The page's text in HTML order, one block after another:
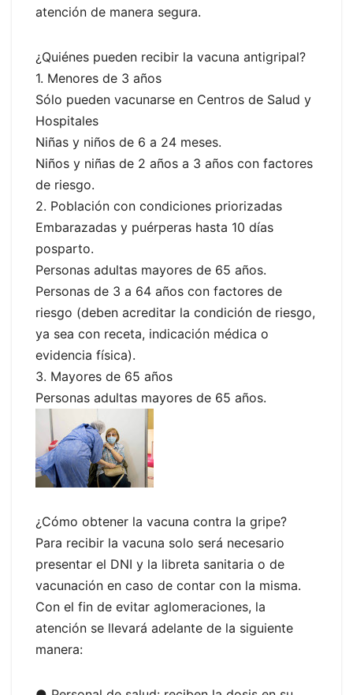
atención de manera segura.
¿Quiénes pueden recibir la vacuna antigripal?
1. Menores de 3 años
Sólo pueden vacunarse en Centros de Salud y
Hospitales
Niñas y niños de 6 a 24 meses.
Niños y niñas de 2 años a 3 años con factores
de riesgo.
2. Población con condiciones priorizadas
Embarazadas y puérperas hasta 10 días
posparto.
Personas adultas mayores de 65 años.
Personas de 3 a 64 años con factores de
riesgo (deben acreditar la condición de riesgo,
ya sea con receta, indicación médica o
evidencia física).
3. Mayores de 65 años
Personas adultas mayores de 65 años.
¿Cómo obtener la vacuna contra la gripe?
Para recibir la vacuna solo será necesario
presentar el DNI y la libreta sanitaria o de
vacunación en caso de contar con la misma.
Con el fin de evitar aglomeraciones, la
atención se llevará adelante de la siguiente
manera: